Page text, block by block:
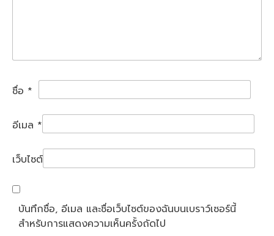
ชื่อ *
อีเมล *
เว็บไซต์
บันทึกชื่อ, อีเมล และชื่อเว็บไซต์ของฉันบนเบราว์เซอร์นี้
สำหรับการแสดงความเห็นครั้งถัดไป